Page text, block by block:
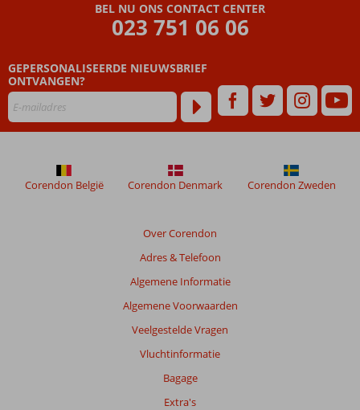
BEL NU ONS CONTACT CENTER
023 751 06 06
GEPERSONALISEERDE NIEUWSBRIEF
ONTVANGEN?
Over Corendon
Adres & Telefoon
Algemene Informatie
Algemene Voorwaarden
Veelgestelde Vragen
Vluchtinformatie
Bagage
Extra's
Corendon België Corendon Denmark Corendon Zweden